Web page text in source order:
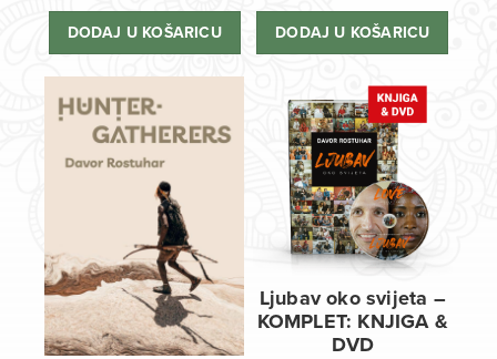
DODAJ U KOŠARICU DODAJ U KOŠARICU
Ljubav oko svijeta –
KOMPLET: KNJIGA &
DVD